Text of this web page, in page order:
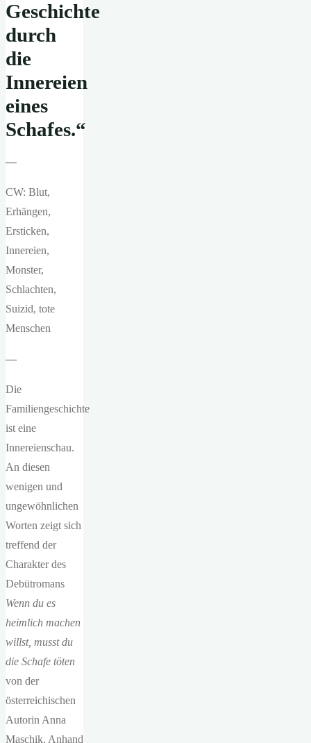
Geschichte
durch
die
Innereien
eines
Schafes.“
—
CW: Blut,
Erhängen,
Ersticken,
Innereien,
Monster,
Schlachten,
Suizid, tote
Menschen
—
Die
Familiengeschichte
ist eine
Innereienschau.
An diesen
wenigen und
ungewöhnlichen
Worten zeigt sich
treffend der
Charakter des
Debütromans
Wenn du es
heimlich machen
willst, musst du
die Schafe töten
von der
österreichischen
Autorin Anna
Maschik. Anhand